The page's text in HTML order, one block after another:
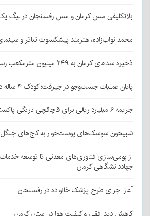
بلاتکلیفی مس کرمان و مس رفسنجان در لیگ
محمد نواب‌زاده، هنرمند پیشکسوت تئاتر و
ذخیره سدهای کرمان به ۲۴۹ میلیون مترمکعب رسید
پایان عملیات جست‌وجو در جیرفت؛ کودک ۴ ساله دلفاردی پیدا شد
جریمه ۶ میلیارد ریالی برای قاچاقچی نارنگی پاکستانی در بافت
شبیخون سوسک‌های پوست‌خوار به کاج‌های جنگل
از بومی‌سازی فناوری‌های معدنی تا توسعه
جهاددانشگاهی کرمان
آغاز اجرای طرح پزشک خانواده در رفسنجان